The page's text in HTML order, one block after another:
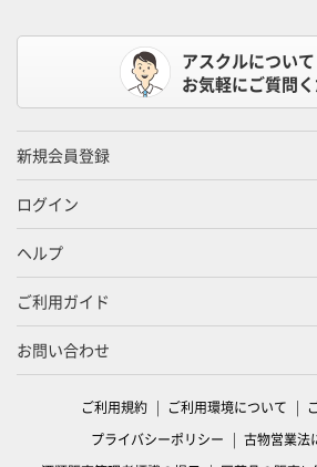
アスクルについて
お気軽にご質問く
新規会員登録
ログイン
ヘルプ
ご利用ガイド
お問い合わせ
ご利用規約 ご利用環境について
プライバシーポリシー
古物営業法